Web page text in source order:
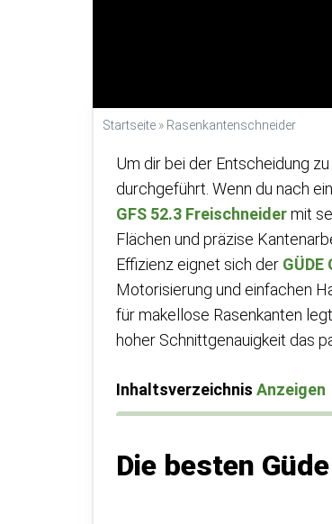
Startseite » Rasenkantenschneider
Um dir bei der Entscheidung
durchgeführt. Wenn du nach
GFS 52.3 Freischneidermit
Flächen und präzise
Effizienz eignet sich der
Motorisierung und einfachen
für makellose Rasenkanten
hoher Schnittgenauigkeit das
Inhaltsverzeichnis Anzeigen
Die besten